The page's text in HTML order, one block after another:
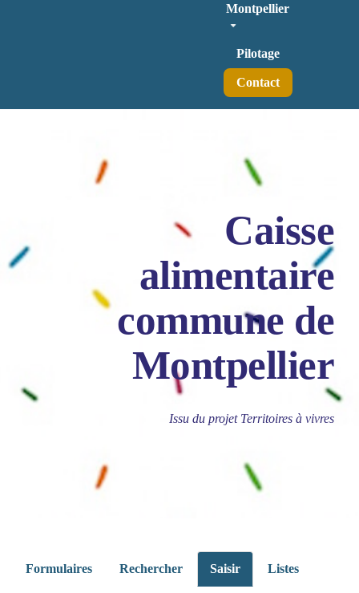
Montpellier
Pilotage
Contact
Caisse
alimentaire
commune de
Montpellier
Issu du projet Territoires à vivres
Formulaires Rechercher Saisir Listes